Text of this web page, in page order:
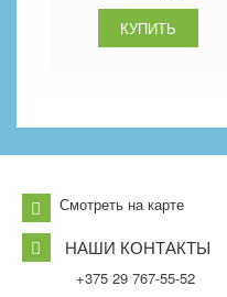
Смотреть на карте
НАШИ КОНТАКТЫ
+375 29 767-55-52